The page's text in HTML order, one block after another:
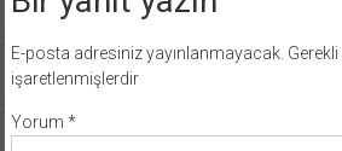
E-posta adresiniz yayınlanmayacak.
işaretlenmişlerdir
Yorum *